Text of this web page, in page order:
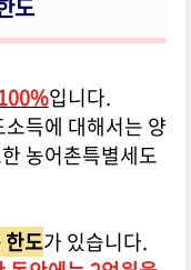
도
입니다.
득에 대해서는 양
농어촌특별세도
한도가 있습니다.